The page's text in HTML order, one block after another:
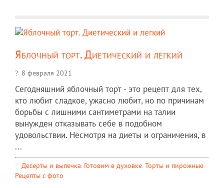
Яблочный торт. Диетический и легкий
8 февраля 2021
Сегодняшний яблочный торт - это рецепт для тех,
кто любит сладкое, ужасно любит, но по причинам
борьбы с лишними сантиметрами на талии
вынужден отказывать себе в подобном
удовольствии. Несмотря на диеты и ограничения, в
...
Десерты и выпечка, Готовим в духовке, Торты и пирожные,
Рецепты c фото